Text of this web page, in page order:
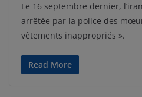
Le 16 septembre dernier,
arrêtée par la police des
vêtements inappropriés ».
Read More